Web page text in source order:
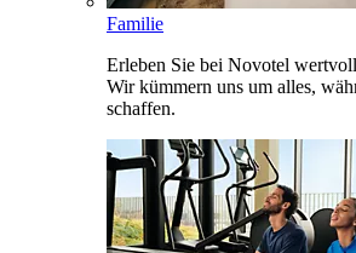
Familie
Erleben Sie bei Novotel
Wir kümmern uns um alles,
schaffen.